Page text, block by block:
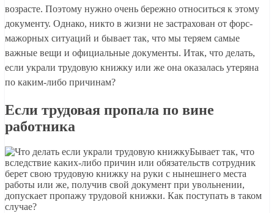
возрасте. Поэтому нужно очень бережно относиться к этому
документу. Однако, никто в жизни не застрахован от форс-
мажорных ситуаций и бывает так, что мы теряем самые
важные вещи и официальные документы. Итак, что делать,
если украли трудовую книжку или же она оказалась утеряна
по каким-либо причинам?
Если трудовая пропала по вине
работника
Бывает так, что
вследствие каких-либо причин или обязательств сотрудник
берет свою трудовую книжку на руки с нынешнего места
работы или же, получив свой документ при увольнении,
допускает пропажу трудовой книжки. Как поступать в таком
случае?